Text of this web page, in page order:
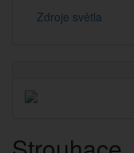
Zdroje světla